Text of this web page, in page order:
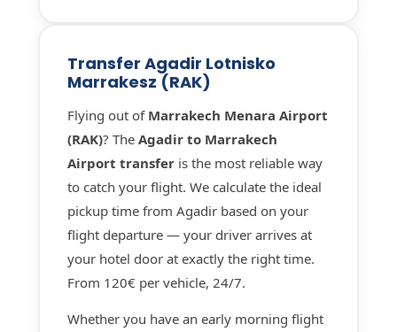
Transfer Agadir Lotnisko
Marrakesz (RAK)
Flying out of Marrakech Menara Airport
(RAK)? TheAgadir to Marrakech
Airport transfer is the most reliable way
to catch your flight. We calculate the ideal
pickup time from Agadir based on your
flight departure — your driver arrives at
your hotel door at exactly the right time.
From 120€ per vehicle, 24/7.
Whether you have an early morning flight